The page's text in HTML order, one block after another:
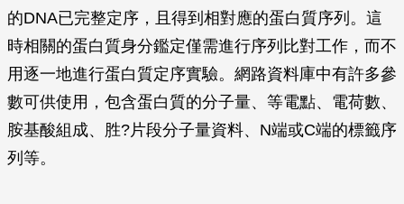
的DNA已完整定序，且得到相對應的蛋白質序列。這
時相關的蛋白質身分鑑定僅需進行序列比對工作，而不
用逐一地進行蛋白質定序實驗。網路資料庫中有許多參
數可供使用，包含蛋白質的分子量、等電點、電荷數、
胺基酸組成、胜?片段分子量資料、N端或C端的標籤序
列等。